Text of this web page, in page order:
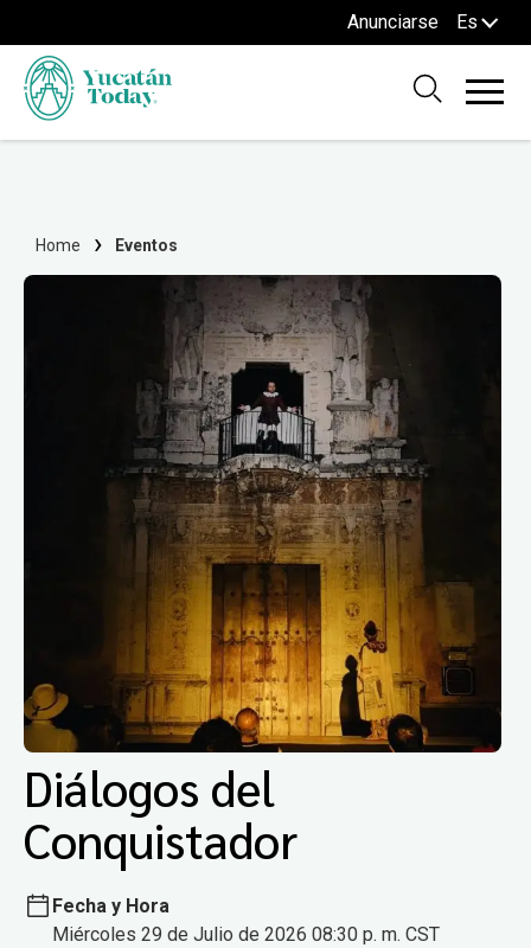
Anunciarse Es
Home Eventos
Diálogos del
Conquistador
Fecha y Hora
Miércoles 29 de Julio de 2026 08:30 p. m. CST